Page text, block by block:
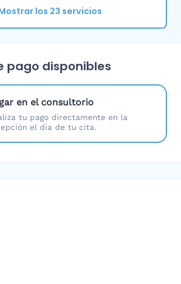
los 23 servicios
pago disponibles
en el consultorio
tu pago directamente en la
el día de tu cita.